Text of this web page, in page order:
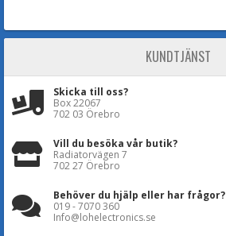
KUNDTJÄNST
Skicka till oss?
Box 22067
702 03 Örebro
Vill du besöka vår butik?
Radiatorvägen 7
702 27 Örebro
Behöver du hjälp eller har frågor?
019 - 7070 360
Info@lohelectronics.se